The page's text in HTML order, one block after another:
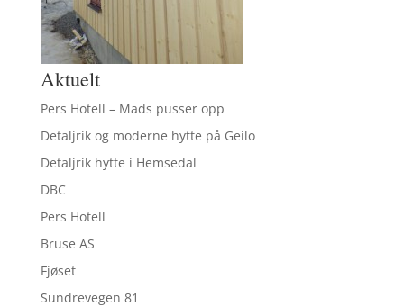
Aktuelt
Pers Hotell – Mads pusser opp
Detaljrik og moderne hytte på Geilo
Detaljrik hytte i Hemsedal
DBC
Pers Hotell
Bruse AS
Fjøset
Sundrevegen 81